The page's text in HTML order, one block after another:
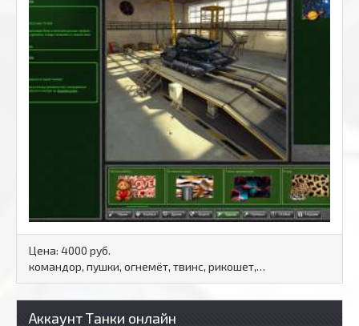
Цена: 4000 руб.
командор, пушки, огнемёт, твинс, рикошет,…
Аккаунт Танки онлайн